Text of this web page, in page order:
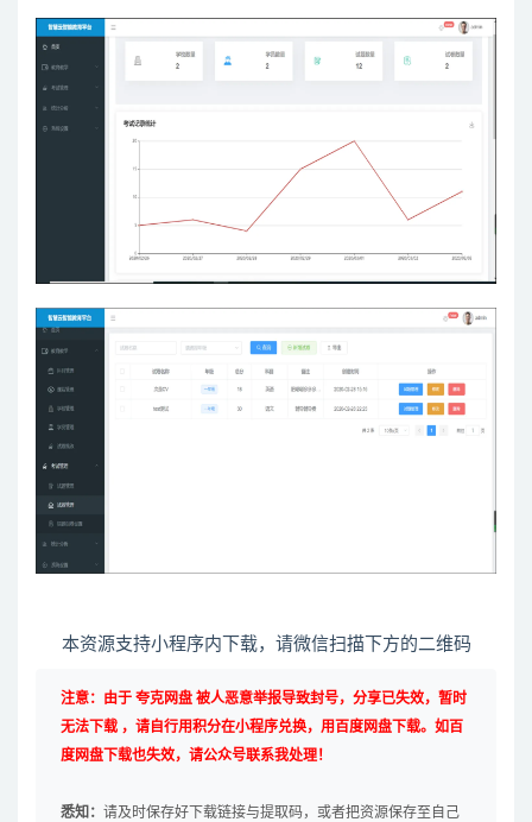
本资源支持小程序内下载，请微信扫描下方的二维码
注意：由于 夸克网盘 被人恶意举报导致封号，分享已失效，暂时
无法下载 ，请自行用积分在小程序兑换，用百度网盘下载。如百
度网盘下载也失效，请公众号联系我处理！
悉知： 请及时保存好下载链接与提取码，或者把资源保存至自己